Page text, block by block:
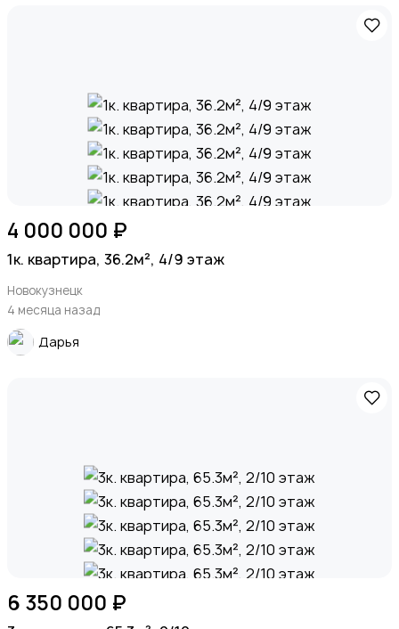
4 000 000 ₽
1к. квартира, 36.2м², 4/9 этаж
Новокузнецк
4 месяца назад
Дарья
6 350 000 ₽